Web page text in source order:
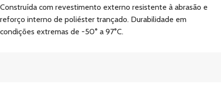
Construída com revestimento externo resistente à abrasão e
reforço interno de poliéster trançado. Durabilidade em
condições extremas de -50° a 97°C.